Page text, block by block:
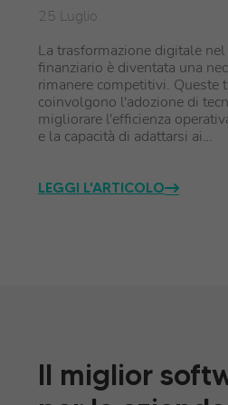
25 Luglio
La trasformazione digitale
finanziario è diventata una
rimanere competitivi. Queste
coinvolgono l'adozione di
migliorare l'efficienza
e la capacità di adattarsi ai…
LEGGI L'ARTICOLO
Il miglior